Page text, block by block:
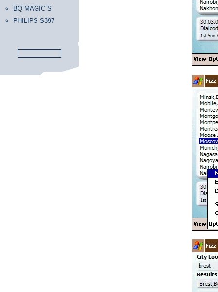
BQ MAGIC S
PHILIPS S397